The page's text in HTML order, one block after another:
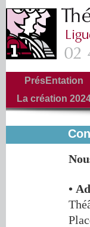
PrésEntation
La création
•